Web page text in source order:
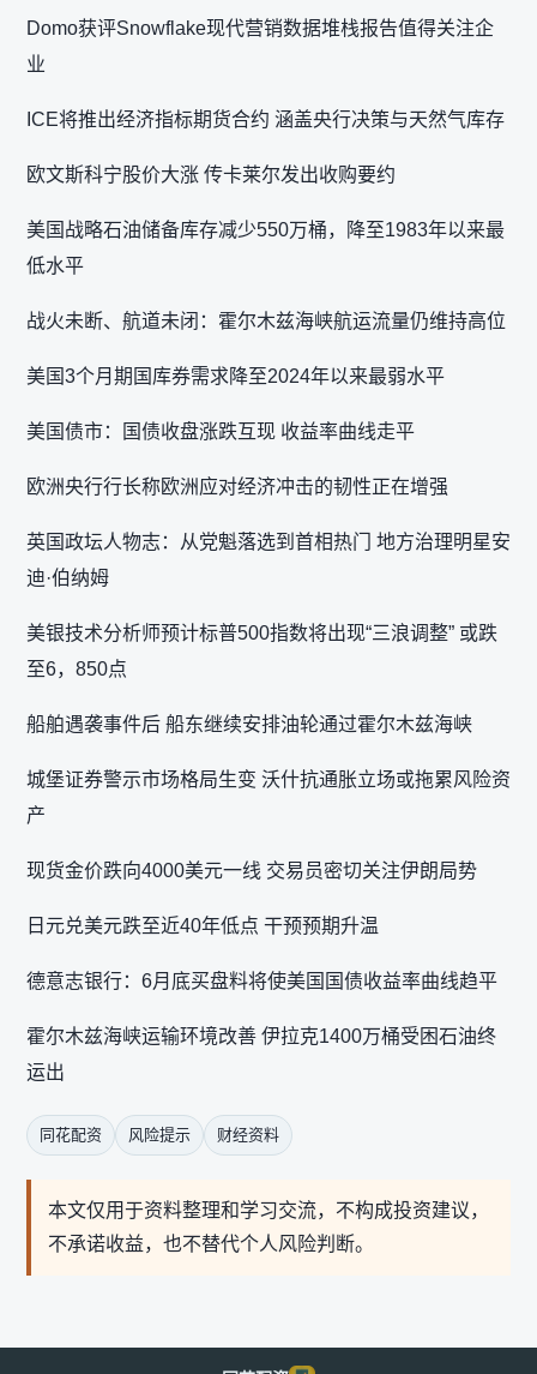
Domo获评Snowflake现代营销数据堆栈报告值得关注企
业
ICE将推出经济指标期货合约 涵盖央行决策与天然气库存
欧文斯科宁股价大涨 传卡莱尔发出收购要约
美国战略石油储备库存减少550万桶，降至1983年以来最
低水平
战火未断、航道未闭：霍尔木兹海峡航运流量仍维持高位
美国3个月期国库券需求降至2024年以来最弱水平
美国债市：国债收盘涨跌互现 收益率曲线走平
欧洲央行行长称欧洲应对经济冲击的韧性正在增强
英国政坛人物志：从党魁落选到首相热门 地方治理明星安
迪·伯纳姆
美银技术分析师预计标普500指数将出现“三浪调整” 或跌
至6，850点
船舶遇袭事件后 船东继续安排油轮通过霍尔木兹海峡
城堡证券警示市场格局生变 沃什抗通胀立场或拖累风险资
产
现货金价跌向4000美元一线 交易员密切关注伊朗局势
日元兑美元跌至近40年低点 干预预期升温
德意志银行：6月底买盘料将使美国国债收益率曲线趋平
霍尔木兹海峡运输环境改善 伊拉克1400万桶受困石油终
运出
同花配资 风险提示 财经资料
本文仅用于资料整理和学习交流，不构成投资建议，
不承诺收益，也不替代个人风险判断。